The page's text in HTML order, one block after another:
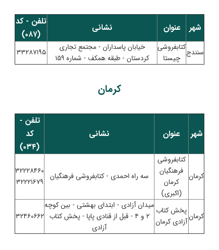
شهر عنوان نشانی
تلفن - کد
(۰۸۷)
سنندجکتابفروشی
چیستا
خیابان پاسداران - مجتمع تجاری
کردستان - طبقه همکف - شماره ۱۵۹
۳۳۲۸۷۱۹۵
کرمان
شهر عنوان نشانی
تلفن -
کد
(۰۳۴)
کرمان
کتابفروشی
فرهنگیان
کرمان
(اکبری)
سه راه احمدی - کتابفروشی فرهنگیان ۳۲۲۲۸۴۶۰
۳۲۲۲۱۶۷۹
کرمان
پخش کتاب
آزادی کرمان
میدان آزادی - ابتدای بهشتی - بین کوچه
۲ و ۴ - قبل از قنادی پاپا - پخش کتاب
آزادی
۳۲۴۶۰۶۶۲